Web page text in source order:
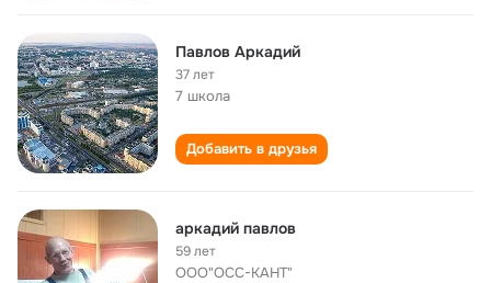
Павлов Аркадий
37 лет
7 школа
Добавить в друзья
аркадий павлов
59 лет
ООО"ОСС-КАНТ"